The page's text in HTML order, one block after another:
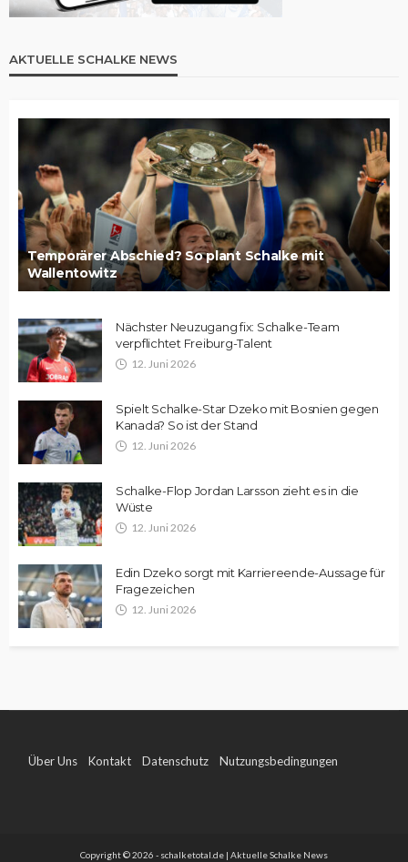
AKTUELLE SCHALKE NEWS
Temporärer Abschied? So plant Schalke mit
Wallentowitz
Nächster Neuzugang fix: Schalke-Team
verpflichtet Freiburg-Talent
12. Juni 2026
Spielt Schalke-Star Dzeko mit Bosnien gegen
Kanada? So ist der Stand
12. Juni 2026
Schalke-Flop Jordan Larsson zieht es in die
Wüste
12. Juni 2026
Edin Dzeko sorgt mit Karriereende-Aussage für
Fragezeichen
12. Juni 2026
Über Uns Kontakt Datenschutz Nutzungsbedingungen
Copyright © 2026 - schalketotal.de | Aktuelle Schalke News